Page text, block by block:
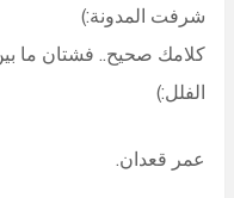
شرفت المدونة:)
كلامك صحيح.. فشتان ما
الفلل:)
عمر قعدان.